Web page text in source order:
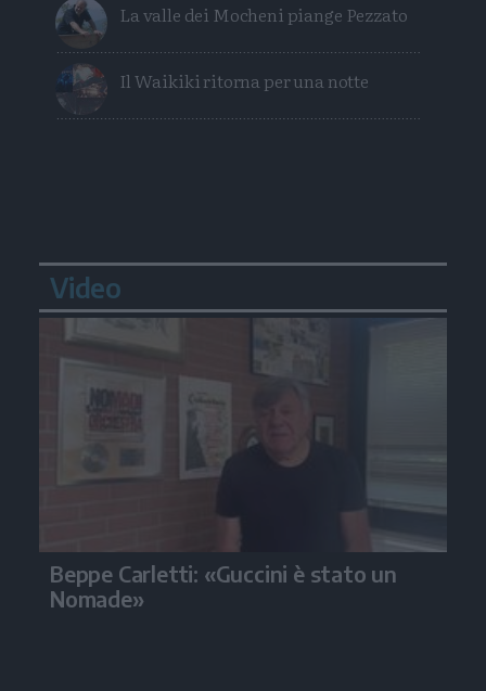
La valle dei Mocheni piange Pezzato
Il Waikiki ritorna per una notte
Video
Beppe Carletti: «Guccini è stato un
Nomade»